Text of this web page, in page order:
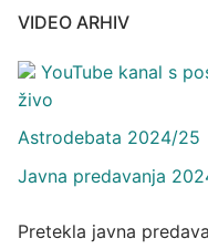
VIDEO ARHIV
YouTube kanal s
živo
Astrodebata 2024/25
Javna predavanja
Pretekla javna